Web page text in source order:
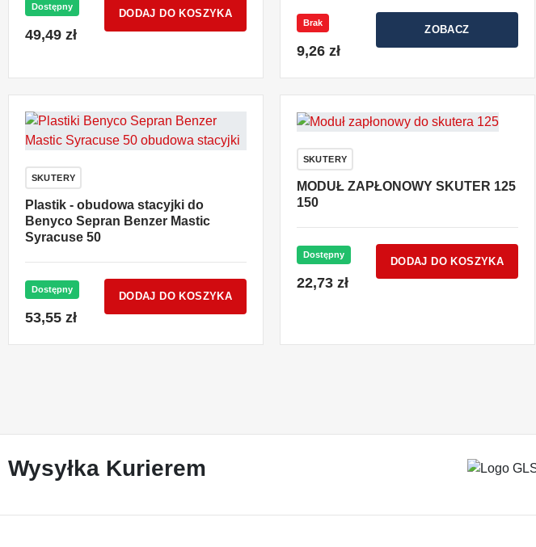
Dostępny
49,49 zł
DODAJ DO KOSZYKA
Brak
9,26 zł
ZOBACZ
SKUTERY
Plastik - obudowa stacyjki do
Benyco Sepran Benzer Mastic
Syracuse 50
Dostępny
53,55 zł
DODAJ DO KOSZYKA
SKUTERY
MODUŁ ZAPŁONOWY SKUTER 125
150
Dostępny
22,73 zł
DODAJ DO KOSZYKA
Wysyłka Kurierem